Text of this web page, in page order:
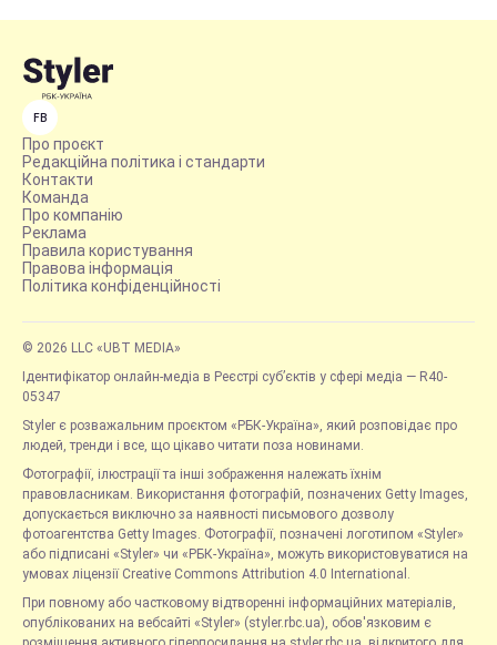
FB
Про проєкт
Редакційна політика і стандарти
Контакти
Команда
Про компанію
Реклама
Правила користування
Правова інформація
Політика конфіденційності
© 2026 LLC «UBT MEDIA»
Ідентифікатор онлайн-медіа в Реєстрі суб’єктів у сфері медіа — R40-
05347
Styler є розважальним проєктом «РБК-Україна», який розповідає про
людей, тренди і все, що цікаво читати поза новинами.
Фотографії, ілюстрації та інші зображення належать їхнім
правовласникам. Використання фотографій, позначених Getty Images,
допускається виключно за наявності письмового дозволу
фотоагентства Getty Images. Фотографії, позначені логотипом «Styler»
або підписані «Styler» чи «РБК-Україна», можуть використовуватися на
умовах ліцензії Creative Commons Attribution 4.0 International.
При повному або частковому відтворенні інформаційних матеріалів,
опублікованих на вебсайті «Styler» (styler.rbc.ua), обов'язковим є